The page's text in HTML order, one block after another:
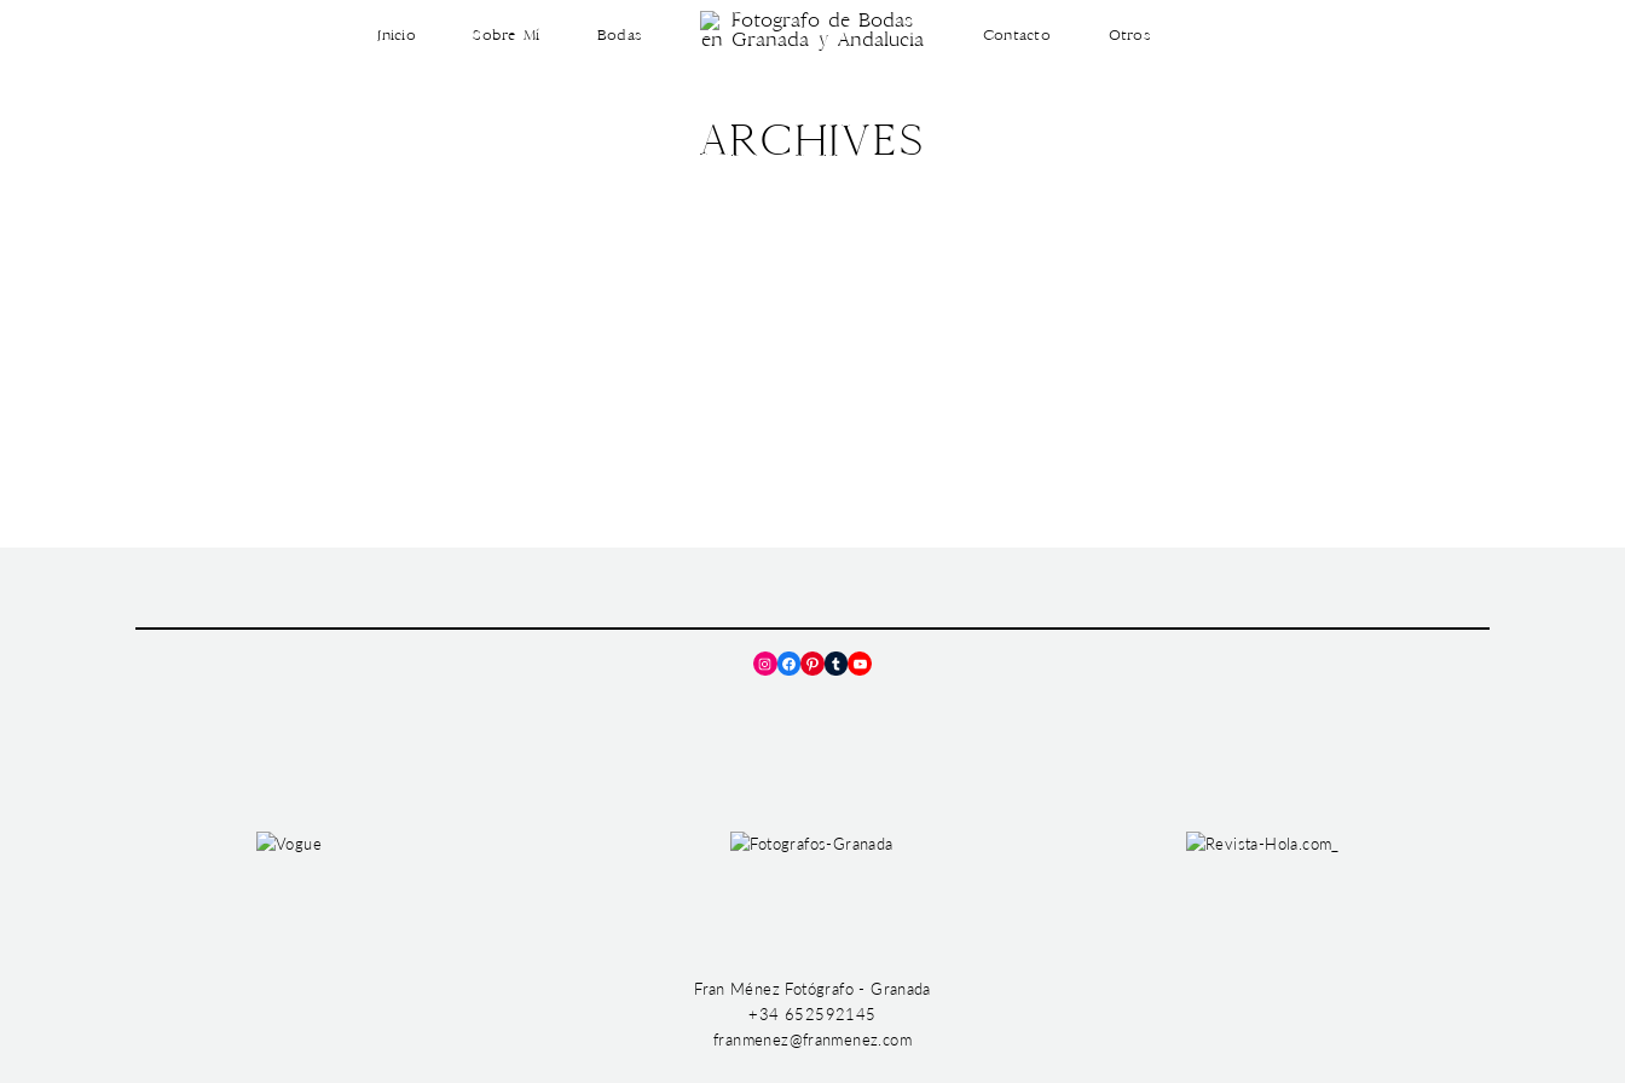
Inicio Sobre Mí Bodas Contacto Otros
ARCHIVES
Instagram
Facebook
Pinterest
TumblrYouTube
Fran Ménez Fotógrafo - Granada
+34 652592145
franmenez@franmenez.com